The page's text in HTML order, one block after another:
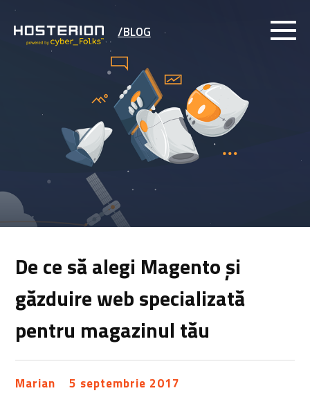
/BLOG
De ce să alegi Magento și
găzduire web specializată
pentru magazinul tău
Marian 5 septembrie 2017